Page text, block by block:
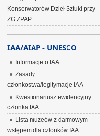
Konserwatorów Dzieł Sztuki przy
ZG ZPAP
IAA/AIAP - UNESCO
Informacje o IAA
Zasady
członkostwa/legitymacje IAA
Kwestionariusz ewidencyjny
członka IAA
Lista muzeów z darmowym
wstępem dla członków IAA